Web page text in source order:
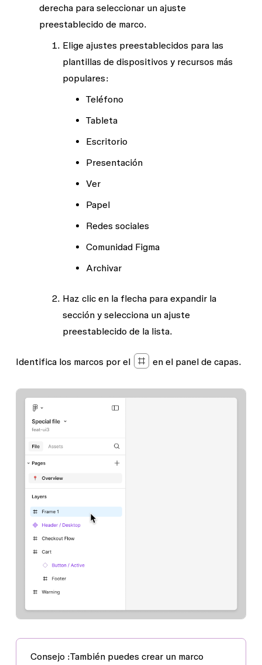
derecha para seleccionar un ajuste
preestablecido de marco.
Elige ajustes preestablecidos para las
plantillas de dispositivos y recursos más
populares:
Teléfono
Tableta
Escritorio
Presentación
Ver
Papel
Redes sociales
Comunidad Figma
Archivar
Haz clic en la flecha para expandir la
sección y selecciona un ajuste
preestablecido de la lista.
Identifica los marcos por el en el panel de capas.
Consejo :También puedes crear un marco